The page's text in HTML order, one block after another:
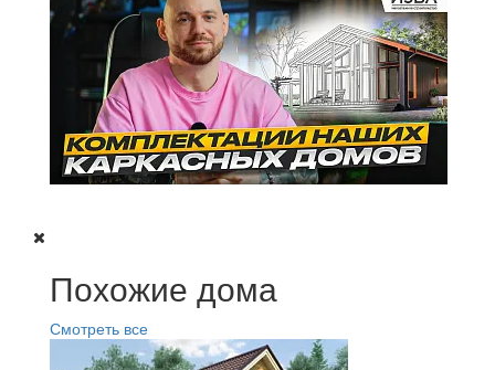
Похожие дома
Смотреть все